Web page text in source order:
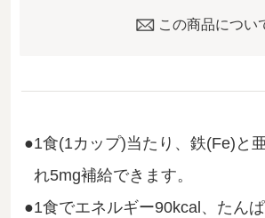
この商品につい
1食(1カップ)当たり、鉄(Fe)と
れ5mg補給できます。
1食でエネルギー90kcal、たん